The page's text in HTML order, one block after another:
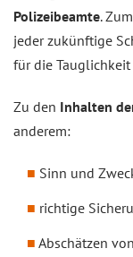
Polizeibeamte.
jeder zukünftige
für die
Zu den Inhalten
anderem:
Sinn und
richtige
Abschätzen